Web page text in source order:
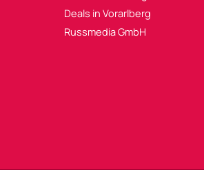
Deals in Vorarlberg
Russmedia GmbH